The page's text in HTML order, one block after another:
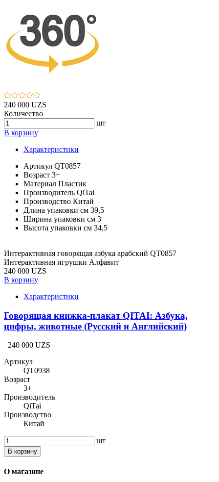
240 000 UZS
Количество
шт
В корзину
Характеристики
Артикул QT0857
Возраст 3+
Материал Пластик
Производитель QiTai
Производство Китай
Длина упаковки см 39,5
Ширина упаковки см 3
Высота упаковки см 34,5
Интерактивная говорящая азбука арабский QT0857
Интерактивная игрушки Алфавит
240 000 UZS
В корзину
Характеристики
Говорящая книжка-плакат QITAI: Азбука,
цифры, животные (Русский и Английский)
240 000 UZS
Артикул
QT0938
Возраст
3+
Производитель
QiTai
Производство
Китай
шт
В корзину
О магазине